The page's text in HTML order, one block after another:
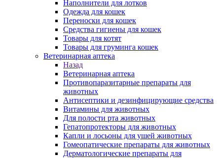
Наполнители для лотков
Одежда для кошек
Переноски для кошек
Средства гигиены для кошек
Товары для котят
Товары для груминга кошек
Ветеринарная аптека
Назад
Ветеринарная аптека
Противопаразитарные препараты для
животных
Антисептики и дезинфицирующие средства
Витамины для животных
Для полости рта животных
Гепатопротекторы для животных
Капли и лосьоны для ушей животных
Гомеопатические препараты для животных
Дерматологические препараты для